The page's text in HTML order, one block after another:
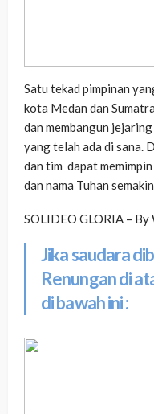
Satu tekad pimpinan
kota Medan dan
dan membangun
yang telah ada di sana.
dan tim dapat
dan nama Tuhan
SOLIDEO GLORIA – By
Jika saudara
Renungan di
di bawah ini :